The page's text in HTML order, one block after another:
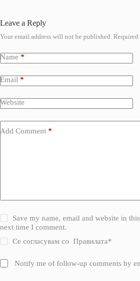
Leave a Reply
Your email address will not be published. Required
Name *
Email *
Website
Add Comment *
Save my name, email and website in
next time I comment.
Се согласувам соПравилата*
Notify me of follow-up comments by